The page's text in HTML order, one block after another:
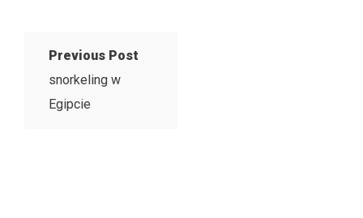
Previous Post
snorkeling w
Egipcie